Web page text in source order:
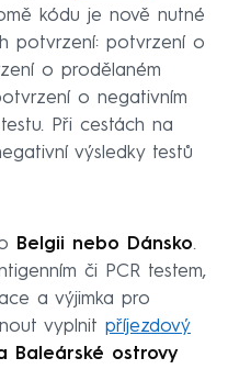
kódu je nově nutné
potvrzení: potvrzení o
o prodělaném
o negativním
Při cestách na
výsledky testů
Belgii nebo Dánsko.
či PCR testem,
a výjimka pro
vyplnit příjezdový
Baleárské ostrovy